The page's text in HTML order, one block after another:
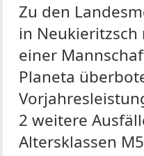
Zu den
in Neukieritzsch
einer
Planeta
2 weitere
Altersklassen